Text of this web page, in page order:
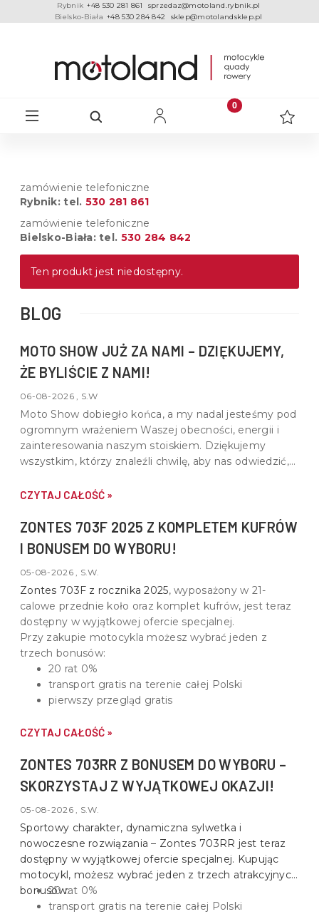
Rybnik +48 530 281 861
sprzedaz@motoland.rybnik.pl
Bielsko-Biała +48 530 284 842 sklep@motolandsklep.pl
zamówienie telefoniczne
Rybnik: tel. 530 281 861
zamówienie telefoniczne
Bielsko-Biała: tel. 530 284 842
Ten produkt jest niedostępny.
BLOG
MOTO SHOW JUŻ ZA NAMI – DZIĘKUJEMY,
ŻE BYLIŚCIE Z NAMI!
06-08-2026 , S.W
Moto Show dobiegło końca, a my nadal jesteśmy pod
ogromnym wrażeniem Waszej obecności, energii i
zainteresowania naszym stoiskiem. Dziękujemy
wszystkim, którzy znaleźli chwilę, aby nas odwiedzić,
do motoryzacji.
CZYTAJ CAŁOŚĆ »
ZONTES 703F 2025 Z KOMPLETEM KUFRÓW
I BONUSEM DO WYBORU!
05-08-2026 , S.W.
Zontes 703F z rocznika 2025, wyposażony w 21-
calowe przednie koło oraz komplet kufrów, jest teraz
dostępny w wyjątkowej ofercie specjalnej.
Przy zakupie motocykla możesz wybrać jeden z
trzech bonusów:
20 rat 0%
transport gratis na terenie całej Polski
pierwszy przegląd gratis
CZYTAJ CAŁOŚĆ »
ZONTES 703RR Z BONUSEM DO WYBORU –
SKORZYSTAJ Z WYJĄTKOWEJ OKAZJI!
05-08-2026 , S.W.
Sportowy charakter, dynamiczna sylwetka i
nowoczesne rozwiązania – Zontes 703RR jest teraz
dostępny w wyjątkowej ofercie specjalnej. Kupując
motocykl, możesz wybrać jeden z trzech atrakcyjnych
bonusów:20 rat 0%
transport gratis na terenie całej Polski